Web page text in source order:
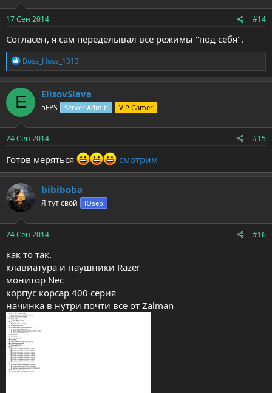
17 Сен 2014 #14
Согласен, я сам переделывал все режимы "под себя".
Р
е
а
к
ц
и
и
:
Boss_Hoss_1313
E ElisovSlava
5FPS Server Admin ViP Gamer
24 Сен 2014 #15
Готов меряться смотрим
bibiboba
Я тут свой Юзер
24 Сен 2014 #16
как то так.
клавиатура и наушники Razer
монитор Nec
корпус корсар 400 серия
начинка в нутри почти все от Zalman